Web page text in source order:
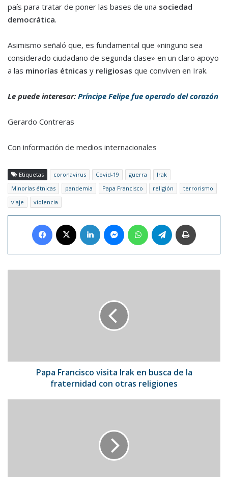
país para tratar de poner las bases de una sociedad
democrática.
Asimismo señaló que, es fundamental que «ninguno sea
considerado ciudadano de segunda clase» en un claro apoyo
a las minorías étnicas y religiosas que conviven en Irak.
Le puede interesar: Príncipe Felipe fue operado del corazón
Gerardo Contreras
Con información de medios internacionales
Etiquetas coronavirus Covid-19 guerra
Irak
Minorías étnicas
pandemia Papa Francisco religión
terrorismo
viaje
violencia
Facebook LinkedIn MessengerWhatsAppTelegram
fraternidad
Papa Francisco visita Irak en busca de la
fraternidad con otras religiones